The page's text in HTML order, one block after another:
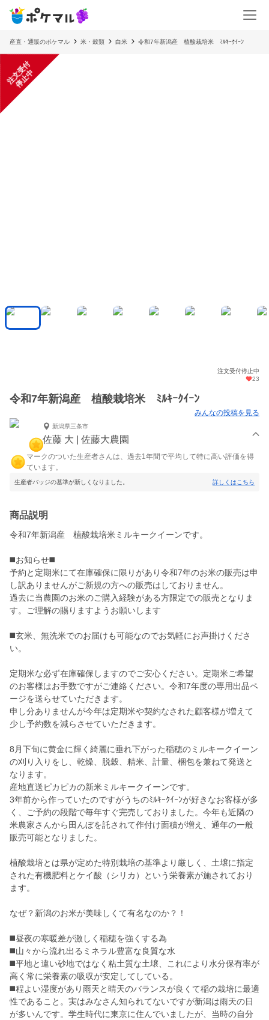
産直・通販のポケマル 米・穀類 白米 令和7年新潟産 植酸栽培米 ﾐﾙｷｰｸｲｰﾝ
注
文
受
付
停
止
中
注文受付停止中
23
令和7年新潟産 植酸栽培米 ﾐﾙｷｰｸｲｰﾝ
みんなの投稿を見る
新潟県三条市
佐藤 大 | 佐藤大農園
マークのついた生産者さんは、過去1年間で平均して特に高い評価を得
ています。
生産者バッジの基準が新しくなりました。 詳しくはこちら
商品説明
令和7年新潟産 植酸栽培米ミルキークイーンです。
◼️お知らせ◼️
予約と定期米にて在庫確保に限りがあり令和7年のお米の販売は申
し訳ありませんがご新規の方への販売はしておりません。
過去に当農園のお米のご購入経験がある方限定での販売となりま
す。ご理解の賜りますようお願いします
◼️玄米、無洗米でのお届けも可能なのでお気軽にお声掛けくださ
い。
定期米な必ず在庫確保しますのでご安心ください。定期米ご希望
のお客様はお手数ですがご連絡ください。令和7年度の専用出品ペ
ージを送らせていただきます。
申し分ありませんが今年は定期米や契約なされた顧客様が増えて
少し予約数を減らさせていただきます。
8月下旬に黄金に輝く綺麗に垂れ下がった稲穂のミルキークイーン
の刈り入りをし、乾燥、脱穀、精米、計量、梱包を兼ねて発送と
なります。
産地直送ピカピカの新米ミルキークイーンです。
3年前から作っていたのですがうちのﾐﾙｷｰｸｲｰﾝが好きなお客様が多
く、ご予約の段階で毎年すぐ完売しておりました。今年も近隣の
米農家さんから田んぼを託されて作付け面積が増え、通年の一般
販売可能となりました。
植酸栽培とは県が定めた特別栽培の基準より厳しく、土壌に指定
された有機肥料とケイ酸（シリカ）という栄養素が施されており
ます。
なぜ？新潟のお米が美味しくて有名なのか？！
◼️昼夜の寒暖差が激しく稲穂を強くする為
◼️山々から流れ出るミネラル豊富な良質な水
◼️平地と違い砂地ではなく粘土質な土壌、これにより水分保有率が
高く常に栄養素の吸収が安定してしている。
◼️程よい湿度があり雨天と晴天のバランスが良くて稲の栽培に最適
性であること。実はみなさん知られてないですが新潟は雨天の日
が多いんです。学生時代に東京に住んでいましたが、当時の自分